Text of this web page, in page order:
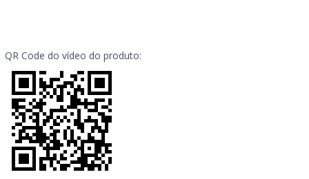
QR Code do vídeo do produto: